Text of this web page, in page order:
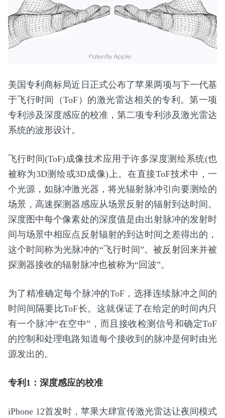
美国专利商标局近日正式公布了苹果两项与下一代基
于飞行时间（ToF）的激光雷达相关的专利。第一项
专利涉及深度感应的校准，第二项专利涉及激光雷达
系统的波形设计。
飞行时间(ToF)成像技术应用于许多深度测绘系统(也
被称为3D测绘或3D成像)上。在直接ToF技术中，一
个光源，如脉冲激光器，将光辐射脉冲引向要测绘的
场景，高速探测器感应从场景反射的辐射到达时间。
深度图中每个像素处的深度值是由出射脉冲的发射时
间与场景中相应点反射辐射的到达时间之差得出的，
这个时间称为光脉冲的“飞行时间”。被反射回来并被
探测器接收的辐射脉冲也被称为“回波”。
为了精准确定每个脉冲的ToF，选择连续脉冲之间的
时间间隔要比ToF长。这就保证了在给定的时间内只
有一个脉冲“在空中”，而且接收检测信号和确定ToF
的控制和处理电路知道每个接收到的脉冲是何时由光
源发出的。
专利1：深度感应的校准
iPhone 12首发时，苹果大肆宣传激光雷达让夜间模式